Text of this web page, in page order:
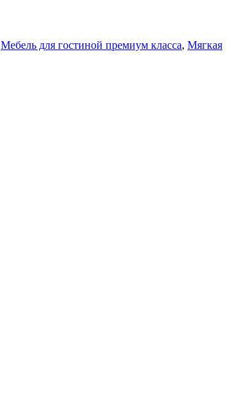
Мебель для гостиной премиум класса, Мягкая